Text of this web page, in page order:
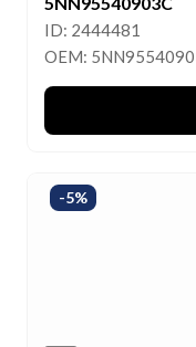
ID: 2444481
OEM:
-5%